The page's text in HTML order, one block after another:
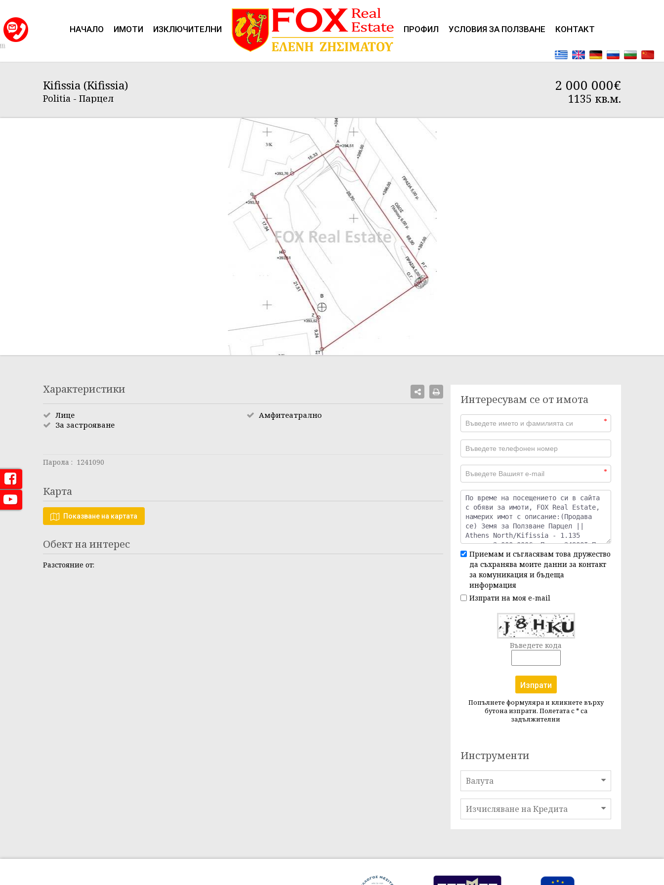
НАЧАЛО ИМОТИ ИЗКЛЮЧИТЕЛНИ ПРОФИЛ УСЛОВИЯ ЗА ПОЛЗВАНЕ КОНТАКТ
Kifissia (Kifissia)
Politia - Парцел
2 000 000€
1135 кв.м.
Характеристики
Лице
За застрояване
Амфитеатрално
Парола : 1241090
Карта
Показване на картата
Обект на интерес
Разстояние от:
Интересувам се от имота
*
*
Приемам и съгласявам това дружество
да съхранява моите данни за контакт
за комуникация и бъдеща
информация
Изпрати на моя e-mail
Въведете кода
Изпрати
Попълнете формуляра и кликнете върху
бутона изпрати. Полетата с*са
задължителни
Инструменти
Валута
Изчисляване на Кредита